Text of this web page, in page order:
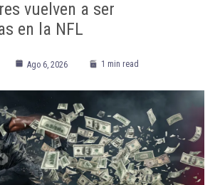
vuelven a ser
en la NFL
Ago 6, 2026 1 min read